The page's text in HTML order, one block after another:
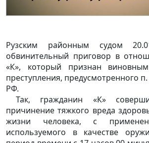
Рузским районным судом
обвинительный приговор в
«К», который признан
преступления, предусмотренного п.
РФ.
Так, гражданин «К»
причинение тяжкого вреда
жизни человека, с
используемого в качестве